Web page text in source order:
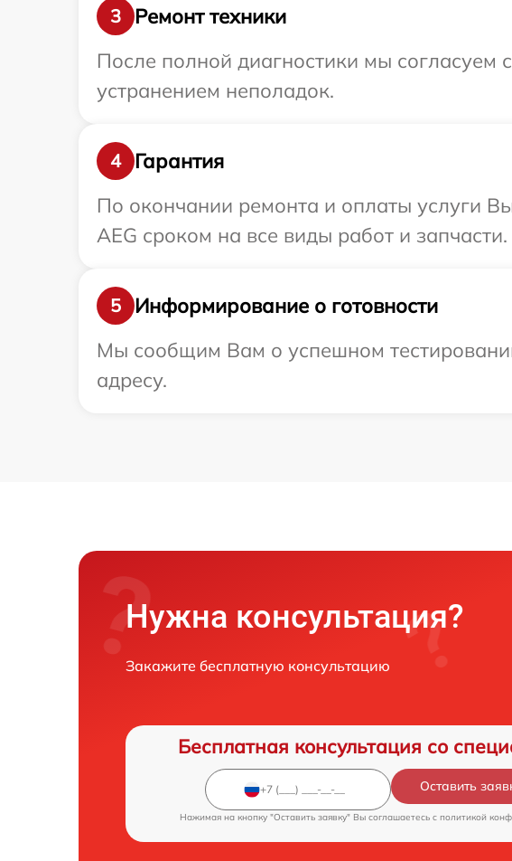
3
Ремонт техники
После полной диагностики мы согласуем
устранением неполадок.
4
Гарантия
По окончании ремонта и оплаты услуги
AEG сроком на все виды работ и запчасти.
5
Информирование о готовности
Мы сообщим Вам о успешном
адресу.
Нужна консультация?
Закажите бесплатную консультацию
Бесплатная консультация со
Оставить
Нажимая на кнопку "Оставить заявку" Вы соглашаетесь c политикой